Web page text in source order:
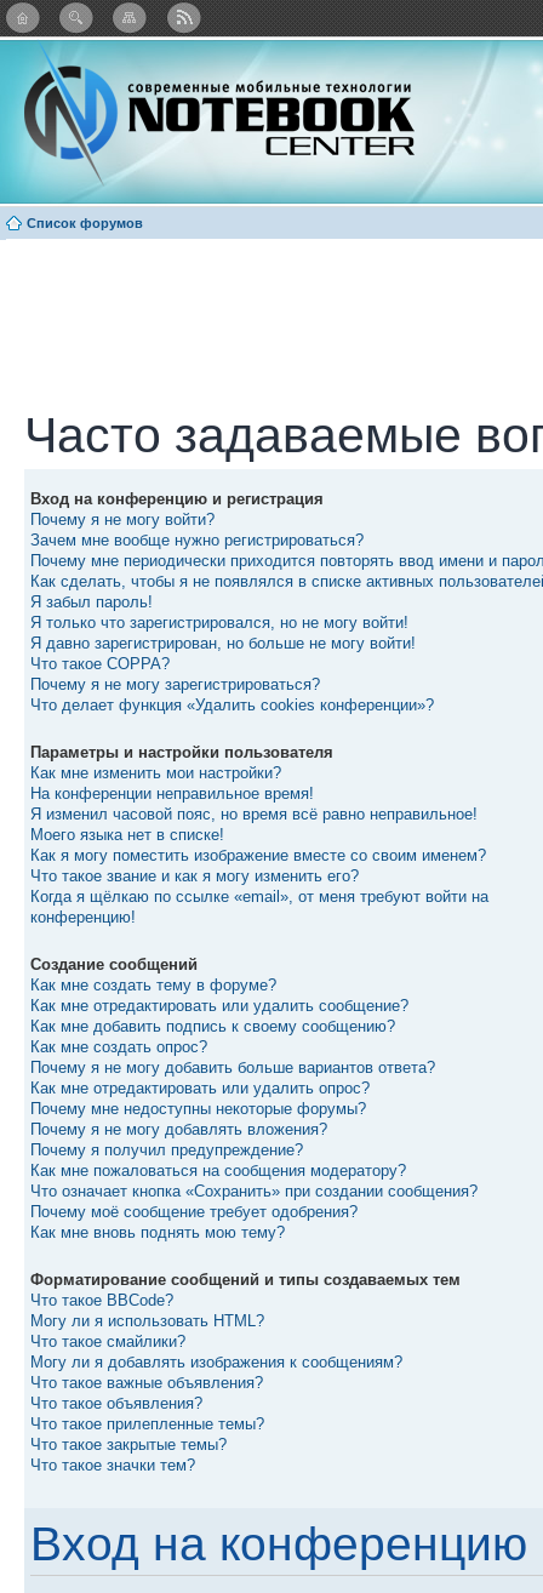
Каталог виджетов
Список форумов
Часто задаваемые
Вход на конференцию и регистрация
Почему я не могу войти?
Зачем мне вообще нужно регистрироваться?
Почему мне периодически приходится повторять ввод имени и
Как сделать, чтобы я не появлялся в списке активных
Я забыл пароль!
Я только что зарегистрировался, но не могу войти!
Я давно зарегистрирован, но больше не могу войти!
Что такое COPPA?
Почему я не могу зарегистрироваться?
Что делает функция «Удалить cookies конференции»?
Параметры и настройки пользователя
Как мне изменить мои настройки?
На конференции неправильное время!
Я изменил часовой пояс, но время всё равно неправильное!
Моего языка нет в списке!
Как я могу поместить изображение вместе со своим именем?
Что такое звание и как я могу изменить его?
Когда я щёлкаю по ссылке «email», от меня требуют войти на
конференцию!
Создание сообщений
Как мне создать тему в форуме?
Как мне отредактировать или удалить сообщение?
Как мне добавить подпись к своему сообщению?
Как мне создать опрос?
Почему я не могу добавить больше вариантов ответа?
Как мне отредактировать или удалить опрос?
Почему мне недоступны некоторые форумы?
Почему я не могу добавлять вложения?
Почему я получил предупреждение?
Как мне пожаловаться на сообщения модератору?
Что означает кнопка «Сохранить» при создании сообщения?
Почему моё сообщение требует одобрения?
Как мне вновь поднять мою тему?
Форматирование сообщений и типы создаваемых тем
Что такое BBCode?
Могу ли я использовать HTML?
Что такое смайлики?
Могу ли я добавлять изображения к сообщениям?
Что такое важные объявления?
Что такое объявления?
Что такое прилепленные темы?
Что такое закрытые темы?
Что такое значки тем?
Вход на конференцию